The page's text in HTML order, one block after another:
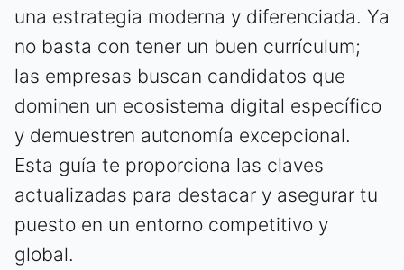
una estrategia moderna y diferenciada. Ya
no basta con tener un buen currículum;
las empresas buscan candidatos que
dominen un ecosistema digital específico
y demuestren autonomía excepcional.
Esta guía te proporciona las claves
actualizadas para destacar y asegurar tu
puesto en un entorno competitivo y
global.